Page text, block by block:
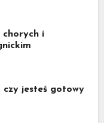
chorych i
czy jesteś gotowy